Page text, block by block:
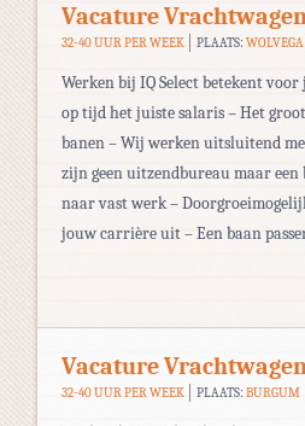
Vacature
32-40 UUR PER WEEK PLAATS: WOLVEGA
Werken bij IQ Select betekent
op tijd het juiste salaris – Het
banen – Wij werken uitsluitend
zijn geen uitzendbureau maar
naar vast werk –
jouw carrière uit – Een baan
Vacature
32-40 UUR PER WEEK PLAATS: BURGUM